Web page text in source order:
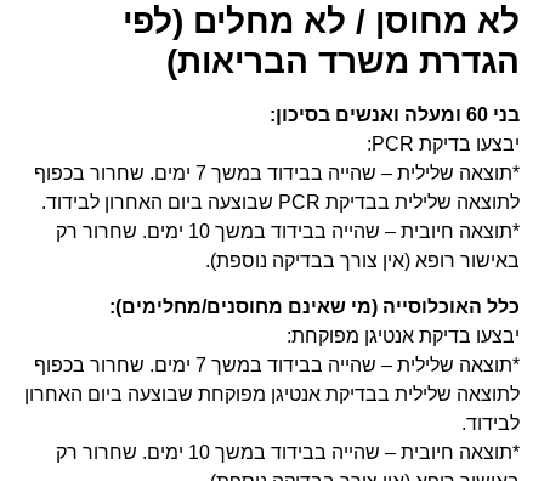
לא מחוסן / לא מחלים (לפי
הגדרת משרד הבריאות)
בני 60 ומעלה ואנשים בסיכון:
יבצעו בדיקת PCR:
*תוצאה שלילית – שהייה בבידוד במשך 7 ימים. שחרור בכפוף
לתוצאה שלילית בבדיקת PCR שבוצעה ביום האחרון לבידוד.
*תוצאה חיובית – שהייה בבידוד במשך 10 ימים. שחרור רק
באישור רופא (אין צורך בבדיקה נוספת).
כלל האוכלוסייה (מי שאינם מחוסנים/מחלימים):
יבצעו בדיקת אנטיגן מפוקחת:
*תוצאה שלילית – שהייה בבידוד במשך 7 ימים. שחרור בכפוף
לתוצאה שלילית בבדיקת אנטיגן מפוקחת שבוצעה ביום האחרון
לבידוד.
*תוצאה חיובית – שהייה בבידוד במשך 10 ימים. שחרור רק